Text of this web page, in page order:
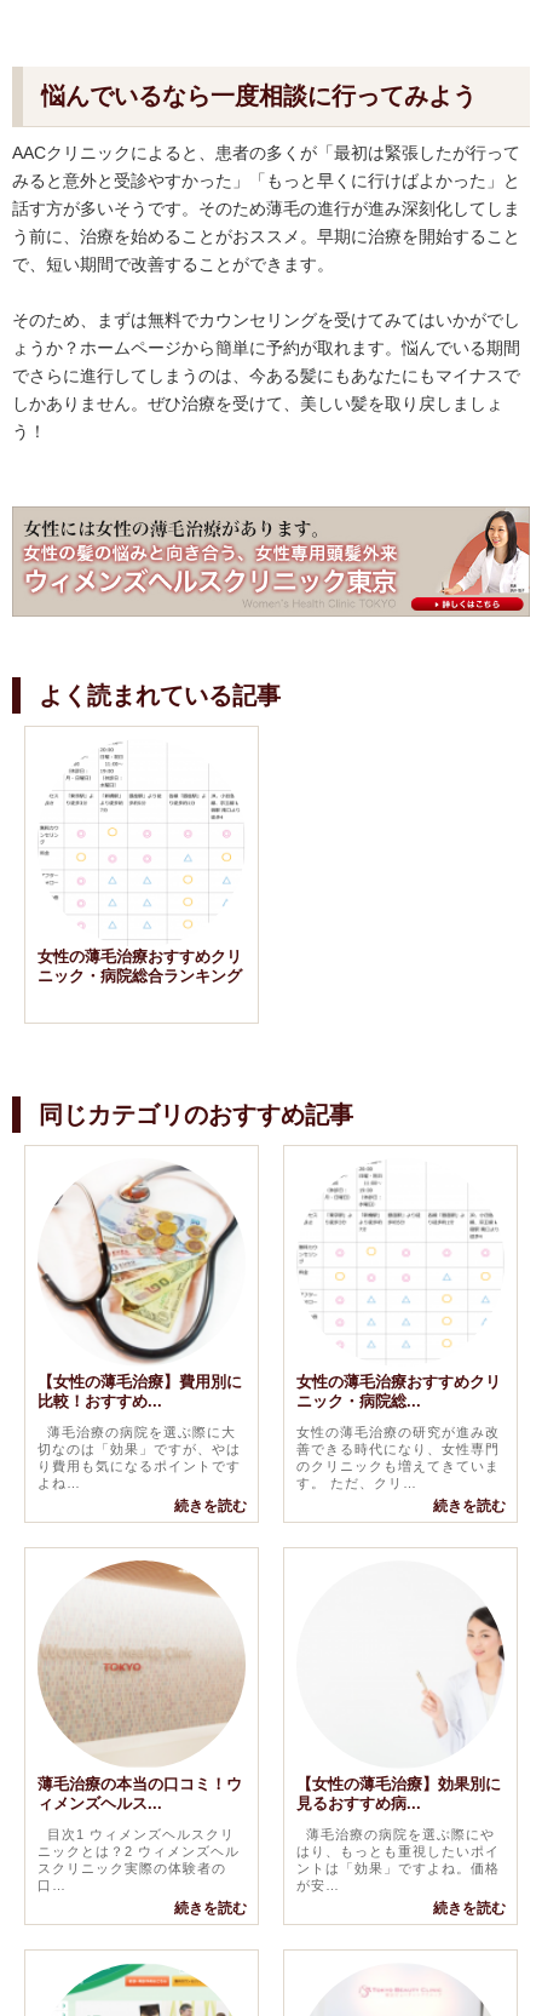
悩んでいるなら一度相談に行ってみよう
AACクリニックによると、患者の多くが「最初は緊張したが行って
みると意外と受診やすかった」「もっと早くに行けばよかった」と
話す方が多いそうです。そのため薄毛の進行が進み深刻化してしま
う前に、治療を始めることがおススメ。早期に治療を開始すること
で、短い期間で改善することができます。
そのため、まずは無料でカウンセリングを受けてみてはいかがでし
ょうか？ホームページから簡単に予約が取れます。悩んでいる期間
でさらに進行してしまうのは、今ある髪にもあなたにもマイナスで
しかありません。ぜひ治療を受けて、美しい髪を取り戻しましょ
う！
よく読まれている記事
女性の薄毛治療おすすめクリ
ニック・病院総合ランキング
同じカテゴリのおすすめ記事
【女性の薄毛治療】費用別に
比較！おすすめ...
薄毛治療の病院を選ぶ際に大
切なのは「効果」ですが、やは
り費用も気になるポイントです
よね…
続きを読む
女性の薄毛治療おすすめクリ
ニック・病院総...
女性の薄毛治療の研究が進み改
善できる時代になり、女性専門
のクリニックも増えてきていま
す。 ただ、クリ…
続きを読む
薄毛治療の本当の口コミ！ウ
ィメンズヘルス...
目次1 ウィメンズヘルスクリ
ニックとは？2 ウィメンズヘル
スクリニック実際の体験者の
口…
続きを読む
【女性の薄毛治療】効果別に
見るおすすめ病...
薄毛治療の病院を選ぶ際にや
はり、もっとも重視したいポイ
ントは「効果」ですよね。価格
が安…
続きを読む